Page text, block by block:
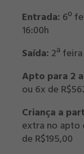
Entrada: 6º
16:00h
Saída: 2ª
Apto para 2
ou 6x de
Criança a
extra no apto
de R$195,00